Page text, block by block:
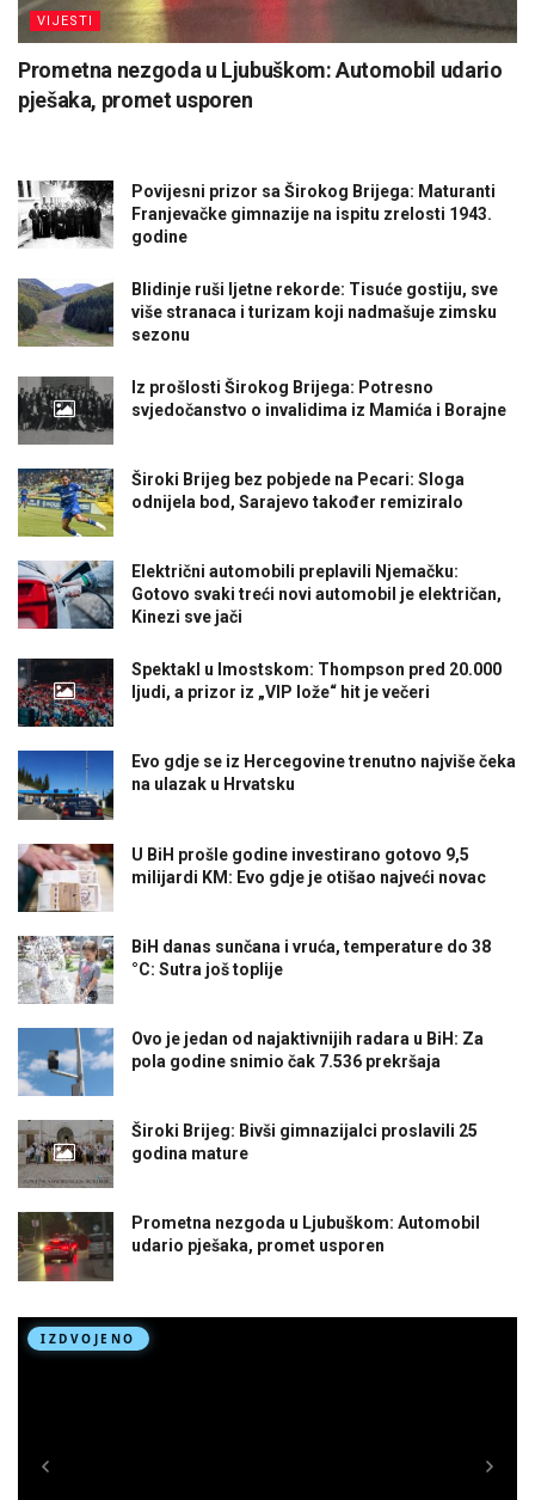
VIJESTI
Prometna nezgoda u Ljubuškom: Automobil udario
pješaka, promet usporen
Povijesni prizor sa Širokog Brijega: Maturanti
Franjevačke gimnazije na ispitu zrelosti 1943.
godine
Blidinje ruši ljetne rekorde: Tisuće gostiju, sve
više stranaca i turizam koji nadmašuje zimsku
sezonu
Iz prošlosti Širokog Brijega: Potresno
svjedočanstvo o invalidima iz Mamića i Borajne
Široki Brijeg bez pobjede na Pecari: Sloga
odnijela bod, Sarajevo također remiziralo
Električni automobili preplavili Njemačku:
Gotovo svaki treći novi automobil je električan,
Kinezi sve jači
Spektakl u Imostskom: Thompson pred 20.000
ljudi, a prizor iz „VIP lože“ hit je večeri
Evo gdje se iz Hercegovine trenutno najviše čeka
na ulazak u Hrvatsku
U BiH prošle godine investirano gotovo 9,5
milijardi KM: Evo gdje je otišao najveći novac
BiH danas sunčana i vruća, temperature do 38
°C: Sutra još toplije
Ovo je jedan od najaktivnijih radara u BiH: Za
pola godine snimio čak 7.536 prekršaja
Široki Brijeg: Bivši gimnazijalci proslavili 25
godina mature
Prometna nezgoda u Ljubuškom: Automobil
udario pješaka, promet usporen